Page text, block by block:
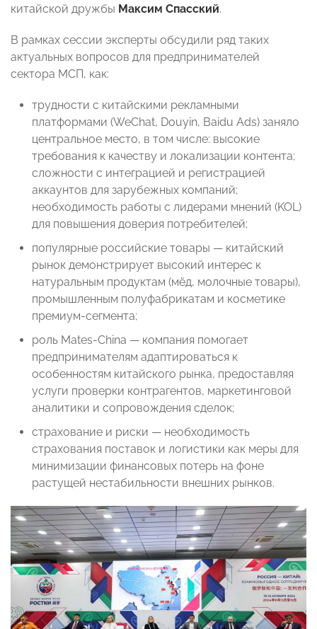
китайской дружбы Максим Спасский.
В рамках сессии эксперты обсудили ряд таких
актуальных вопросов для предпринимателей
сектора МСП, как:
трудности с китайскими рекламными
платформами (WeChat, Douyin, Baidu Ads) заняло
центральное место, в том числе: высокие
требования к качеству и локализации контента;
сложности с интеграцией и регистрацией
аккаунтов для зарубежных компаний;
необходимость работы с лидерами мнений (KOL)
для повышения доверия потребителей;
популярные российские товары — китайский
рынок демонстрирует высокий интерес к
натуральным продуктам (мёд, молочные товары),
промышленным полуфабрикатам и косметике
премиум-сегмента;
роль Mates-China — компания помогает
предпринимателям адаптироваться к
особенностям китайского рынка, предоставляя
услуги проверки контрагентов, маркетинговой
аналитики и сопровождения сделок;
страхование и риски — необходимость
страхования поставок и логистики как меры для
минимизации финансовых потерь на фоне
растущей нестабильности внешних рынков.